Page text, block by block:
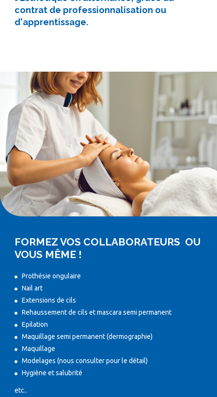
contrat de professionnalisation ou
d'apprentissage.
FORMEZ VOS COLLABORATEURS OU
VOUS MÊME !
Prothésie ongulaire
Nail art
Extensions de cils
Rehaussement de cils et mascara semi permanent
Epilation
Maquillage semi permanent (dermographie)
Maquillage
Modelages (nous consulter pour le détail)
Hygiène et salubrité
etc..